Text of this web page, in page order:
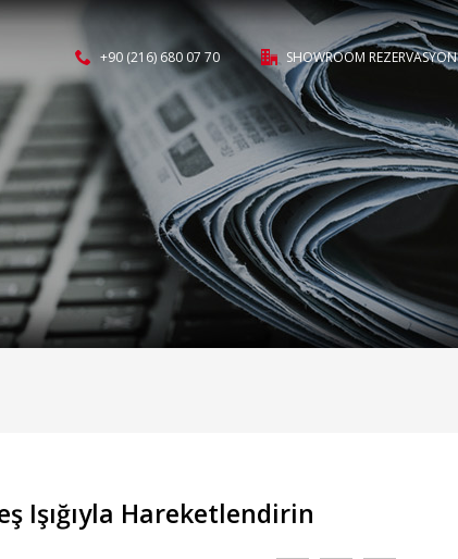
+90 (216) 680 07 70 SHOWROOM REZERVASYON
Işığıyla Hareketlendirin